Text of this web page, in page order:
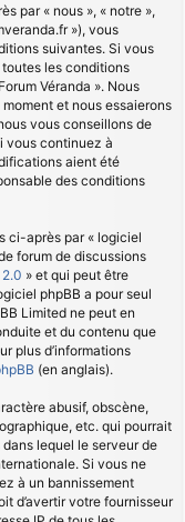
par « nous », « notre »,
»), vous
suivantes. Si vous
toutes les conditions
Véranda ». Nous
et nous essaierons
vous conseillons de
vous continuez à
aient été
des conditions
ci-après par « logiciel
forum de discussions
» et qui peut être
phpBB a pour seul
Limited ne peut en
et du contenu que
plus d’informations
(en anglais).
abusif, obscène,
etc. qui pourrait
lequel le serveur de
Si vous ne
à un bannissement
d’avertir votre fournisseur